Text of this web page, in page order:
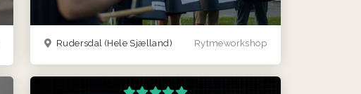
Rytmeworkshop
Rudersdal (Hele Sjælland)